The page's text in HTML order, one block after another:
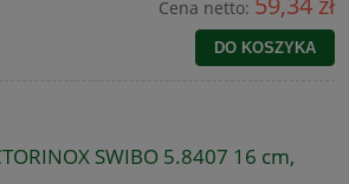
Cena netto:
DO KOSZYKA
SWIBO 5.8407 16 cm,